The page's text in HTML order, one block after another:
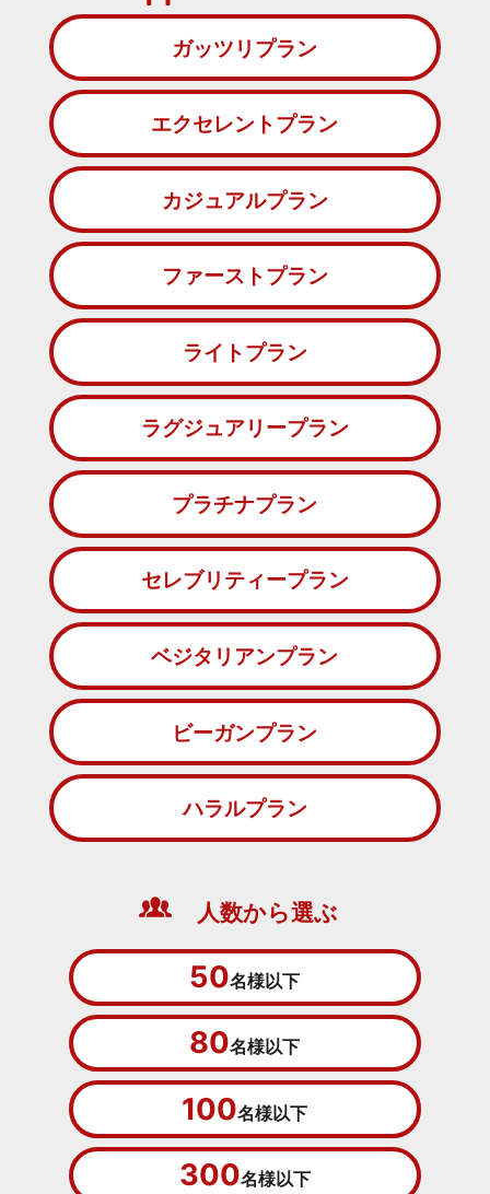
ガッツリプラン
エクセレントプラン
カジュアルプラン
ファーストプラン
ライトプラン
ラグジュアリープラン
プラチナプラン
セレブリティープラン
ベジタリアンプラン
ビーガンプラン
ハラルプラン
人数から選ぶ
50名様以下
80名様以下
100名様以下
300名様以下